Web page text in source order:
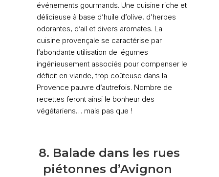
événements gourmands. Une cuisine riche et
délicieuse à base d’huile d’olive, d’herbes
odorantes, d’ail et divers aromates. La
cuisine provençale se caractérise par
l’abondante utilisation de légumes
ingénieusement associés pour compenser le
déficit en viande, trop coûteuse dans la
Provence pauvre d’autrefois. Nombre de
recettes feront ainsi le bonheur des
végétariens… mais pas que !
8. Balade dans les rues
piétonnes d’Avignon